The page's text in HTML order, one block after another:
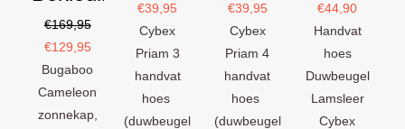
€169,95
€129,95
Bugaboo
Cameleon
zonnekap,
€39,95
Cybex
Priam 3
handvat
hoes
(duwbeugel
€39,95
Cybex
Priam 4
handvat
hoes
(duwbeugel
€44,90
Handvat
hoes
Duwbeugel
Lamsleer
Cybex